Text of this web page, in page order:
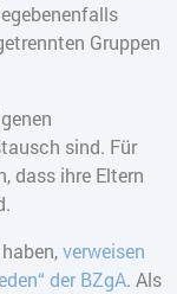
Gruppen
sind. Für
dass ihre Eltern
verweisen
der BZgA. Als